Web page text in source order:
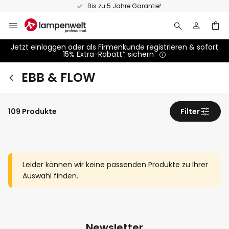
Bis zu 5 Jahre Garantie²
Inhalt
springen
Jetzt einloggen oder als Firmenkunde registrieren & sofort
15% Extra-Rabatt* sichern
EBB & FLOW
Leider können wir keine passenden Produkte zu Ihrer
Auswahl finden.
109 Produkte Filter